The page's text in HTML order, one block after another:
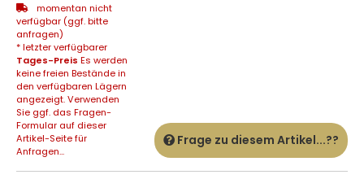
momentan nicht
verfügbar (ggf. bitte
anfragen)
* letzter verfügbarer
Tages-Preis Es werden
keine freien Bestände in
den verfügbaren Lägern
angezeigt. Verwenden
Sie ggf. das Fragen-
Formular auf dieser
Artikel-Seite für
Anfragen...
Frage zu diesem Artikel...??